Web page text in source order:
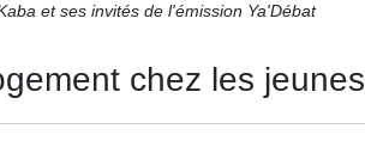
et ses invités de l'émission Ya'Débat
chez les jeunes